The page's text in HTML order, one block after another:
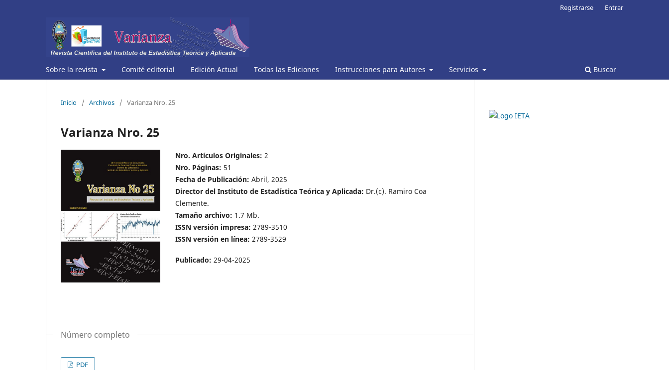
Sobre la revista Comité editorial Edición Actual Todas las Ediciones Instrucciones para Autores Servicios Buscar
Registrarse Entrar
Inicio / Archivos / Varianza Nro. 25
Varianza Nro. 25
Nro. Artículos Originales: 2
Nro. Páginas: 51
Fecha de Publicación: Abril, 2025
Director del Instituto de Estadística Teórica y Aplicada: Dr.(c). Ramiro Coa
Clemente.
Tamaño archivo: 1.7 Mb.
ISSN versión impresa: 2789-3510
ISSN versión en línea: 2789-3529
Publicado: 29-04-2025
Número completo
PDF